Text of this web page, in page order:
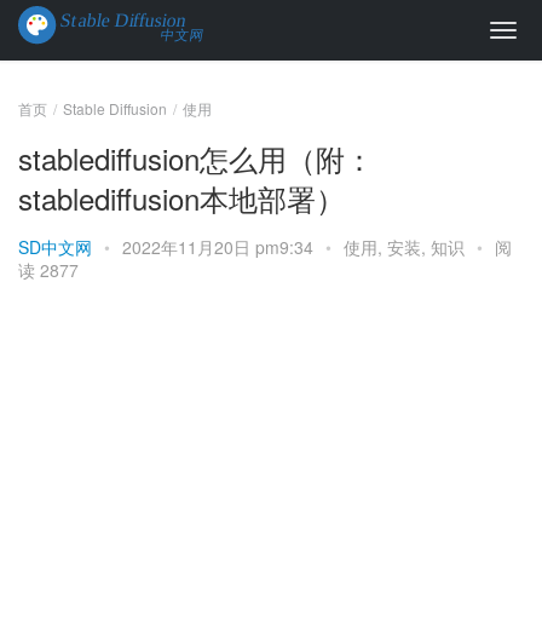
首页 Stable Diffusion 使用
stablediffusion怎么用（附：
stablediffusion本地部署）
SD中文网 • 2022年11月20日 pm9:34 • 使用, 安装, 知识 • 阅
读 2877